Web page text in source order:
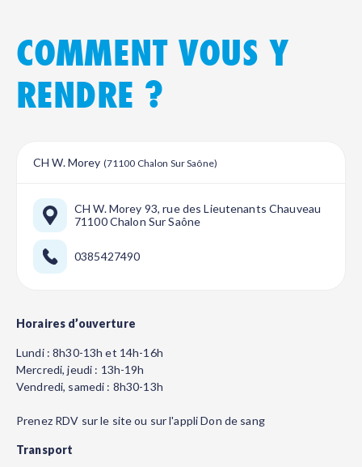
COMMENT VOUS Y
RENDRE ?
CH W. Morey (71100 Chalon Sur Saône)
CH W. Morey 93, rue des Lieutenants Chauveau
71100 Chalon Sur Saône
0385427490
Horaires d’ouverture
Lundi : 8h30-13h et 14h-16h
Mercredi, jeudi : 13h-19h
Vendredi, samedi : 8h30-13h
Prenez RDV sur le site ou sur l'appli Don de sang
Transport